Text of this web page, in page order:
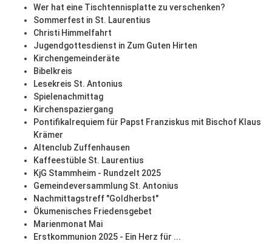
Wer hat eine Tischtennisplatte zu verschenken?
Sommerfest in St. Laurentius
Christi Himmelfahrt
Jugendgottesdienst in Zum Guten Hirten
Kirchengemeinderäte
Bibelkreis
Lesekreis St. Antonius
Spielenachmittag
Kirchenspaziergang
Pontifikalrequiem für Papst Franziskus mit Bischof Klaus
Krämer
Altenclub Zuffenhausen
Kaffeestüble St. Laurentius
KjG Stammheim - Rundzelt 2025
Gemeindeversammlung St. Antonius
Nachmittagstreff "Goldherbst"
Ökumenisches Friedensgebet
Marienmonat Mai
Erstkommunion 2025 - Ein Herz für ...